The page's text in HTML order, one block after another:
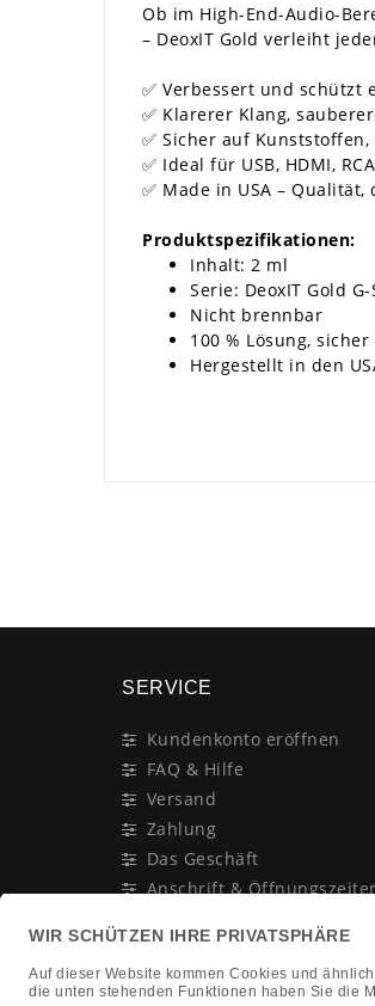
Ob im High-End-Audio-
– DeoxIT Gold verleiht
✅ Verbessert und
✅ Klarerer Klang,
✅ Sicher auf
✅ Ideal für USB, HDMI,
✅ Made in USA –
Produktspezifikationen:
Inhalt: 2 ml
Serie: DeoxIT Gold
Nicht brennbar
100 % Lösung,
Hergestellt in den
SERVICE
Kundenkonto eröffnen
FAQ & Hilfe
Versand
Zahlung
Das Geschäft
Anschrift &
Newsletter